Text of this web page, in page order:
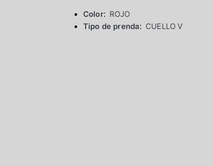
Color
ROJO
Tipo de prenda
CUELLO V